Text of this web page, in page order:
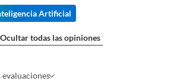
Artificial
Ocultar todas las opiniones
evaluaciones